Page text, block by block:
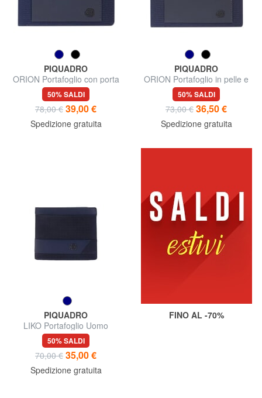
PIQUADRO
ORION Portafoglio con porta
banconote e monete
50% SALDI
78,00 € 39,00 €
Spedizione gratuita
PIQUADRO
ORION Portafoglio in pelle e
tessuto riciclato
50% SALDI
73,00 € 36,50 €
Spedizione gratuita
PIQUADRO
LIKO Portafoglio Uomo
50% SALDI
70,00 € 35,00 €
Spedizione gratuita
FINO AL -70%